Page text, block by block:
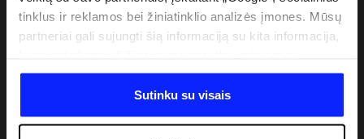
tinklus ir reklamos bei žiniatinklio analizės įmones. Mūsų
partneriai gali sujungti šią informaciją su kita informacija,
duomenimis, kuriuos jie gauna, kai naudojatės jų
paslaugomis. Gavus Jūsų leidimą, mes galime perduoti
Jūsų asmeninę informaciją savo partneriams, siekdami
Sutinku su visais